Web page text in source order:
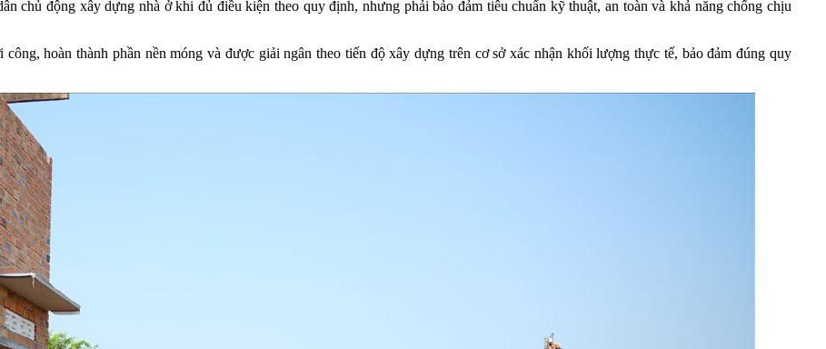
chủ động xây dựng nhà ở khi đủ điều kiện theo quy định, nhưng phải bảo đảm tiêu chuẩn kỹ thuật, an toàn và khả năng chống chịu
hoàn thành phần nền móng và được giải ngân theo tiến độ xây dựng trên cơ sở xác nhận khối lượng thực tế, bảo đảm đúng quy